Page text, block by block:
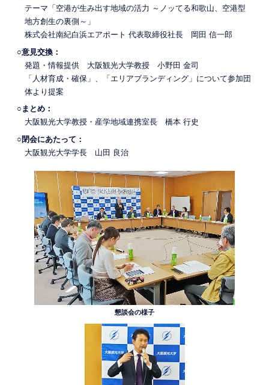
テーマ「空港が生み出す地域の活力 ～ノッてる和歌山、空港型
地方創生の裏側～」
株式会社南紀白浜エアポート 代表取締役社長 岡田 信一郎
○意見交換：
発題・情報提供 大阪観光大学教授 小野田 金司
「人材育成・確保」、「エリアブランディング」について参加団
体より提案
○まとめ：
大阪観光大学教授・産学地域連携室長 橋本 行史
○閉会にあたって：
大阪観光大学学長 山田 良治
懇談会の様子